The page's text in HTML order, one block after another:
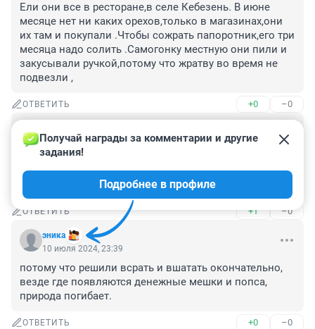
Ели они все в ресторане,в селе Кебезень. В июне
месяце нет ни каких орехов,только в магазинах,они
их там и покупали .Чтобы сожрать папоротник,его три
месяца надо солить .Самогонку местную они пили и
закусывали ручкой,потому что жратву во время не
подвезли ,
ОТВЕТИТЬ +0 –0
11 июля 2024, 07:22
То что оставляли после себя бардак, тому есть
доказательство. И не надо оправдываться.стыдно
ОТВЕТИТЬ +1 –0
эника
Получай награды за комментарии и другие
задания!
Подробнее в профиле
10 июля 2024, 23:39
потому что решили всрать и вшатать окончательно,
везде где появляются денежные мешки и попса,
природа погибает.
ОТВЕТИТЬ +0 –0